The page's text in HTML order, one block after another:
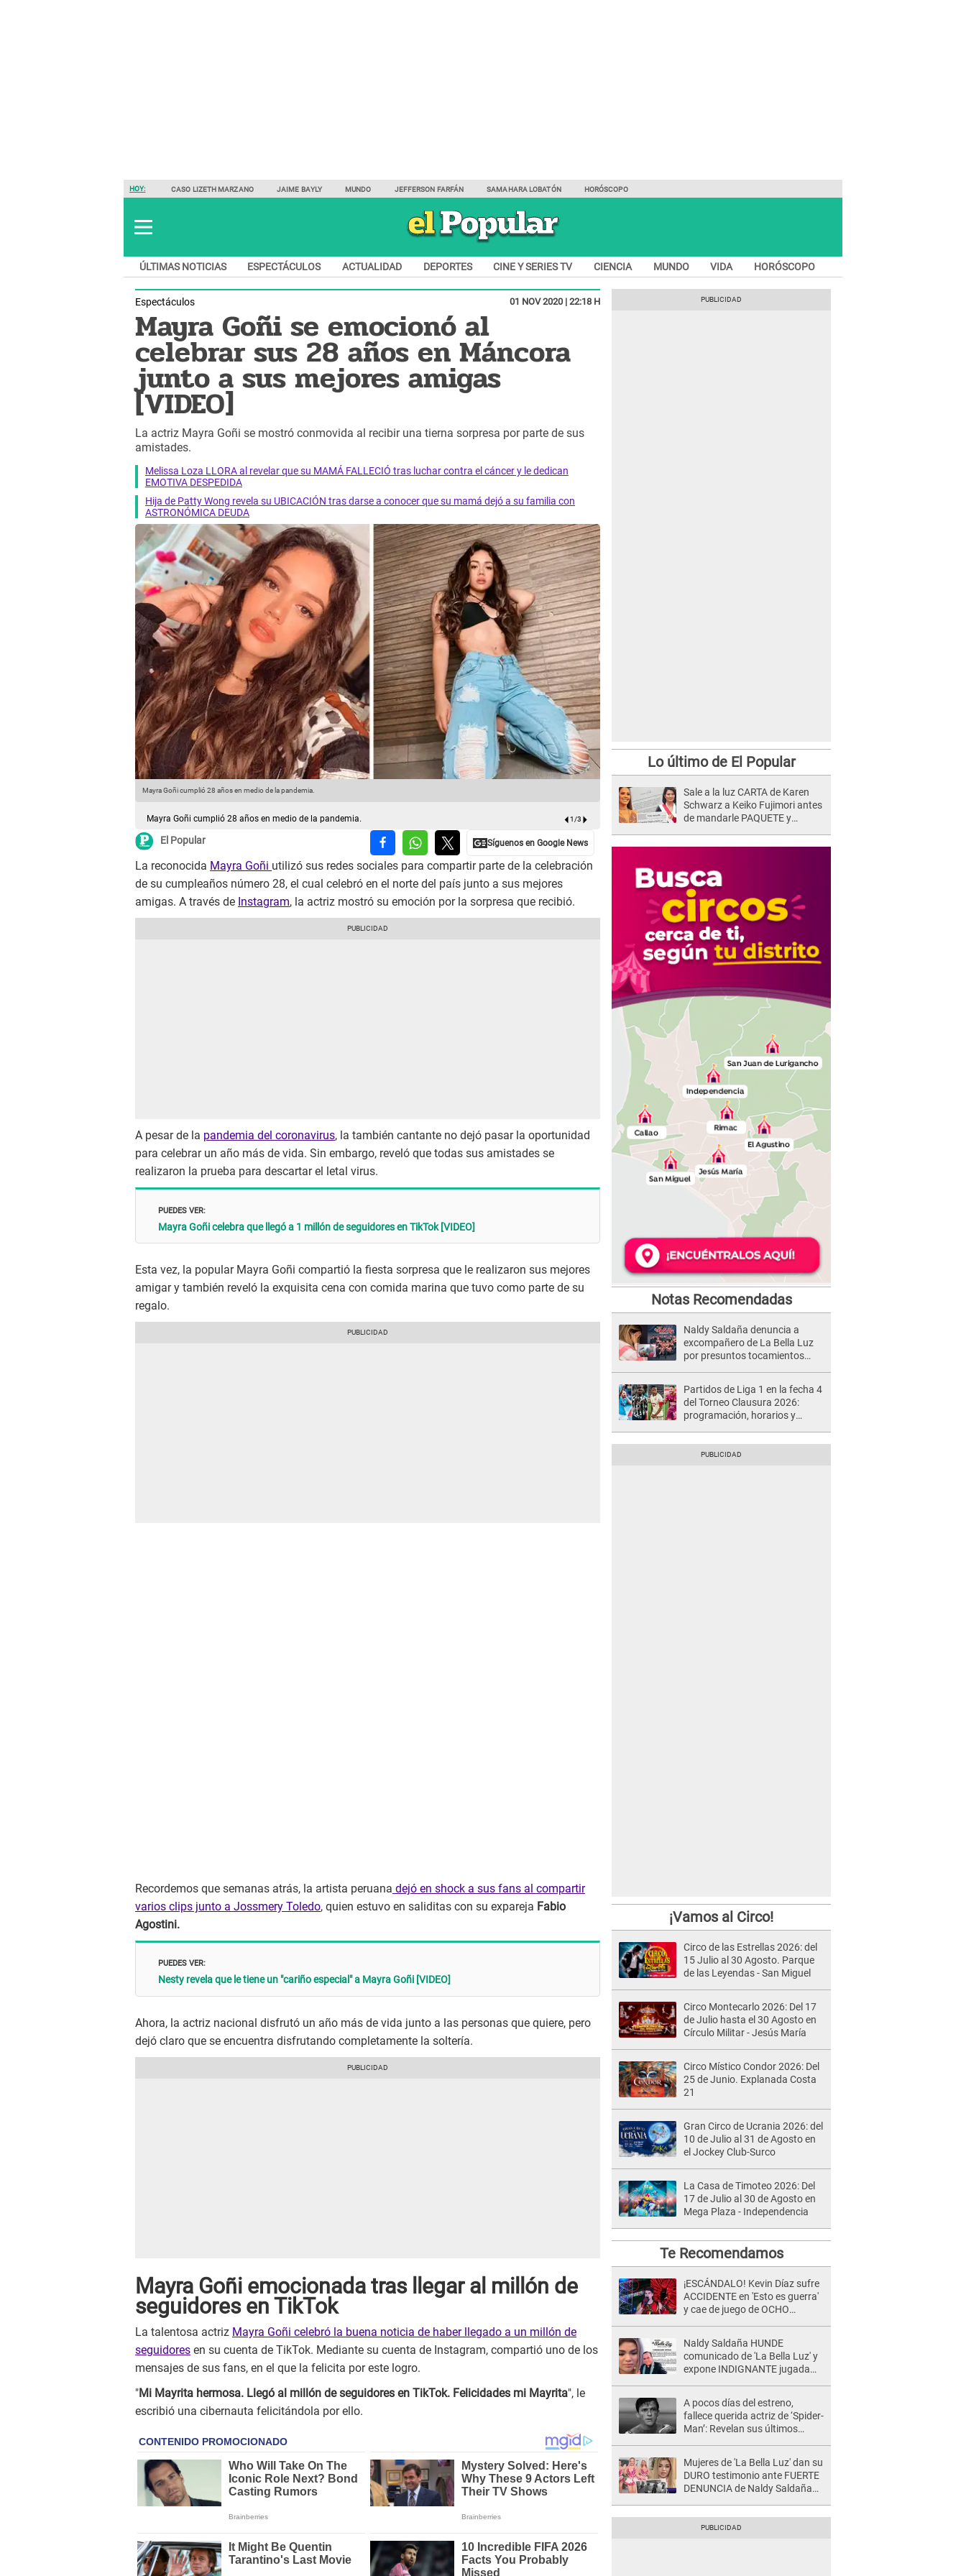
HOY: CASO LIZETH MARZANO JAIME BAYLY MUNDO JEFFERSON FARFÁN SAMAHARA LOBATÓN HORÓSCOPO
ÚLTIMAS NOTICIAS ESPECTÁCULOS ACTUALIDAD DEPORTES CINE Y SERIES TV CIENCIA MUNDO VIDA HORÓSCOPO
Espectáculos 01 NOV 2020 | 22:18 H
Mayra Goñi se emocionó al
celebrar sus 28 años en Máncora
junto a sus mejores amigas
[VIDEO]
La actriz Mayra Goñi se mostró conmovida al recibir una tierna sorpresa por parte de sus
amistades.
Melissa Loza LLORA al revelar que su MAMÁ FALLECIÓ tras luchar contra el cáncer y le dedican
EMOTIVA DESPEDIDA
Hija de Patty Wong revela su UBICACIÓN tras darse a conocer que su mamá dejó a su familia con
ASTRONÓMICA DEUDA
Mayra Goñi cumplió 28 años en medio de la pandemia. Mayra Goñi cumplió 28 años en medio de la pandemia.
Mayra Goñi cumplió 28 años en medio de la pandemia. 1 /3
El Popular
La reconocida Mayra Goñi utilizó sus redes sociales para compartir parte de la celebración
de su cumpleaños número 28, el cual celebró en el norte del país junto a sus mejores
amigas. A través de Instagram, la actriz mostró su emoción por la sorpresa que recibió.
A pesar de la pandemia del coronavirus, la también cantante no dejó pasar la oportunidad
para celebrar un año más de vida. Sin embargo, reveló que todas sus amistades se
realizaron la prueba para descartar el letal virus.
PUEDES VER:
Mayra Goñi celebra que llegó a 1 millón de seguidores en TikTok [VIDEO]
Esta vez, la popular Mayra Goñi compartió la fiesta sorpresa que le realizaron sus mejores
amigar y también reveló la exquisita cena con comida marina que tuvo como parte de su
regalo.
Recordemos que semanas atrás, la artista peruana dejó en shock a sus fans al compartir
varios clips junto a Jossmery Toledo, quien estuvo en saliditas con su expareja Fabio
Agostini.
PUEDES VER:
Nesty revela que le tiene un "cariño especial" a Mayra Goñi [VIDEO]
Ahora, la actriz nacional disfrutó un año más de vida junto a las personas que quiere, pero
dejó claro que se encuentra disfrutando completamente la soltería.
Mayra Goñi emocionada tras llegar al millón de
seguidores en TikTok
La talentosa actriz Mayra Goñi celebró la buena noticia de haber llegado a un millón de
seguidores en su cuenta de TikTok. Mediante su cuenta de Instagram, compartió uno de los
mensajes de sus fans, en el que la felicita por este logro.
"Mi Mayrita hermosa. Llegó al millón de seguidores en TikTok. Felicidades mi Mayrita", le
escribió una cibernauta felicitándola por ello.
Lo último de El Popular
Sale a la luz CARTA de Karen
Schwarz a Keiko Fujimori antes
de mandarle PAQUETE y
Notas Recomendadas
Naldy Saldaña denuncia a
excompañero de La Bella Luz
por presuntos tocamientos
Partidos de Liga 1 en la fecha 4
del Torneo Clausura 2026:
programación, horarios y
¡Vamos al Circo!
Circo de las Estrellas 2026: del
15 Julio al 30 Agosto. Parque
de las Leyendas - San Miguel
Circo Montecarlo 2026: Del 17
de Julio hasta el 30 Agosto en
Círculo Militar - Jesús María
Circo Místico Condor 2026: Del
25 de Junio. Explanada Costa
21
Gran Circo de Ucrania 2026: del
10 de Julio al 31 de Agosto en
el Jockey Club-Surco
La Casa de Timoteo 2026: Del
17 de Julio al 30 de Agosto en
Mega Plaza - Independencia
Te Recomendamos
¡ESCÁNDALO! Kevin Díaz sufre
ACCIDENTE en 'Esto es guerra'
y cae de juego de OCHO
Naldy Saldaña HUNDE
comunicado de 'La Bella Luz' y
expone INDIGNANTE jugada
A pocos días del estreno,
fallece querida actriz de ‘Spider-
Man’: Revelan sus últimos
Mujeres de 'La Bella Luz' dan su
DURO testimonio ante FUERTE
DENUNCIA de Naldy Saldaña